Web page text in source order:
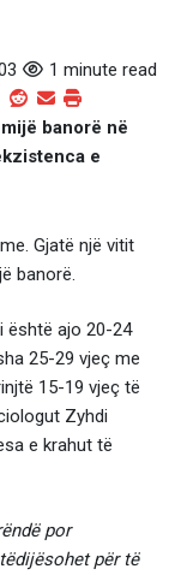
1 minute read
Pinterest
RedditShare
via
Email
banorë në
e
Gjatë një vitit
banorë.
është ajo 20-24
25-29 vjeç me
15-19 vjeç të
Zyhdi
e krahut të
por
për të